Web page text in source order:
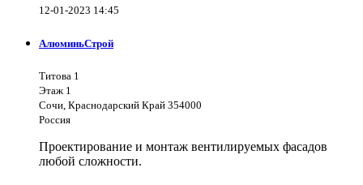
12-01-2023 14:45
АлюминьСтрой
Титова 1
Этаж 1
Сочи, Краснодарский Край 354000
Россия
Проектирование и монтаж вентилируемых фасадов
любой сложности.